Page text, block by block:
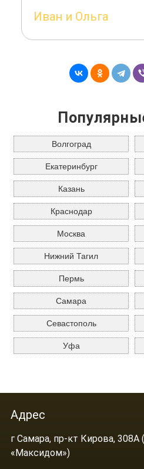
Иван и Ольга
Волгоград
Екатеринбург
Казань
Краснодар
Москва
Нижний Тагил
Пермь
Самара
Севастополь
Уфа
Адрес
г Самара, пр-кт Кирова, 308А
«Максидом»)